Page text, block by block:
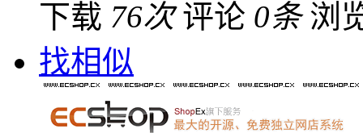
下载 76次 评论 0条 浏
找相似